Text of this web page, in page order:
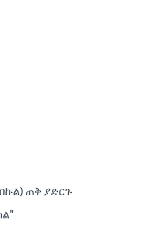
ጠቅ ያድርጉ